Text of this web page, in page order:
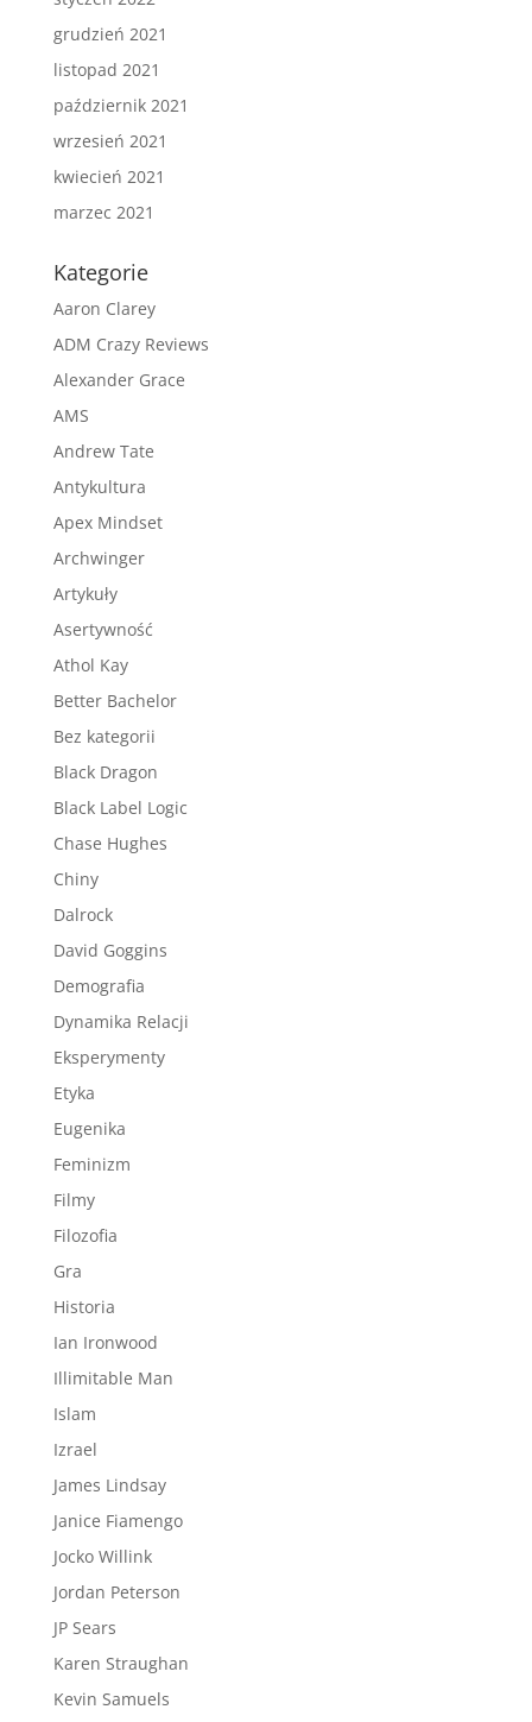
grudzień 2021
listopad 2021
październik 2021
wrzesień 2021
kwiecień 2021
marzec 2021
Kategorie
Aaron Clarey
ADM Crazy Reviews
Alexander Grace
AMS
Andrew Tate
Antykultura
Apex Mindset
Archwinger
Artykuły
Asertywność
Athol Kay
Better Bachelor
Bez kategorii
Black Dragon
Black Label Logic
Chase Hughes
Chiny
Dalrock
David Goggins
Demografia
Dynamika Relacji
Eksperymenty
Etyka
Eugenika
Feminizm
Filmy
Filozofia
Gra
Historia
Ian Ironwood
Illimitable Man
Islam
Izrael
James Lindsay
Janice Fiamengo
Jocko Willink
Jordan Peterson
JP Sears
Karen Straughan
Kevin Samuels